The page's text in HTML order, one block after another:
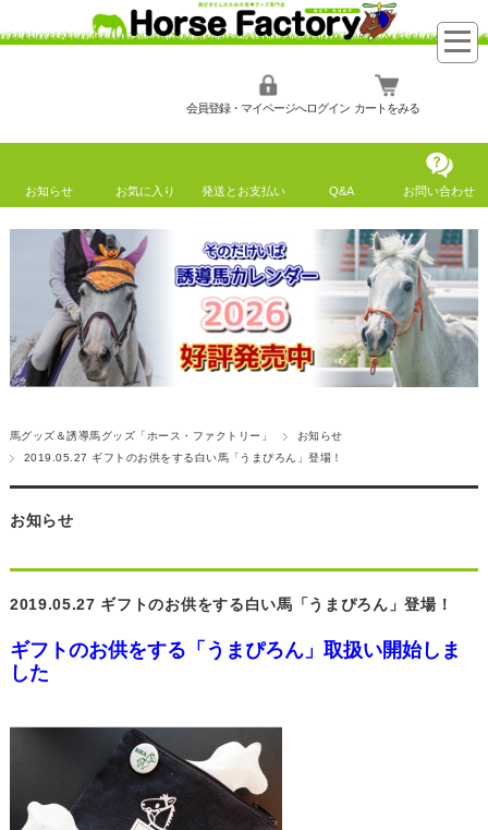
会員登録・マイページへログイン カートをみる
お知らせ お気に入り 発送とお支払い Q&A お問い合わせ
馬グッズ＆誘導馬グッズ「ホース・ファクトリー」
お知らせ
2019.05.27 ギフトのお供をする白い馬「うまぴろん」登場！
お知らせ
2019.05.27 ギフトのお供をする白い馬「うまぴろん」登場！
ギフトのお供をする「うまぴろん」取扱い開始しま
した